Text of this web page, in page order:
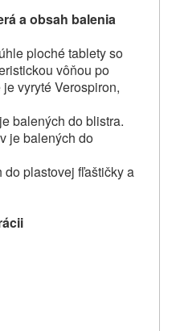
a obsah balenia
ploché tablety so
vôňou po
vyryté Verospiron,
balených do blistra.
je balených do
do plastovej fľaštičky a